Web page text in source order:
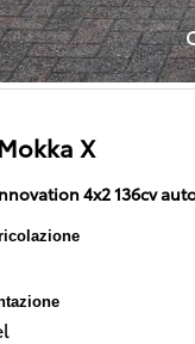
X
4x2 136cv